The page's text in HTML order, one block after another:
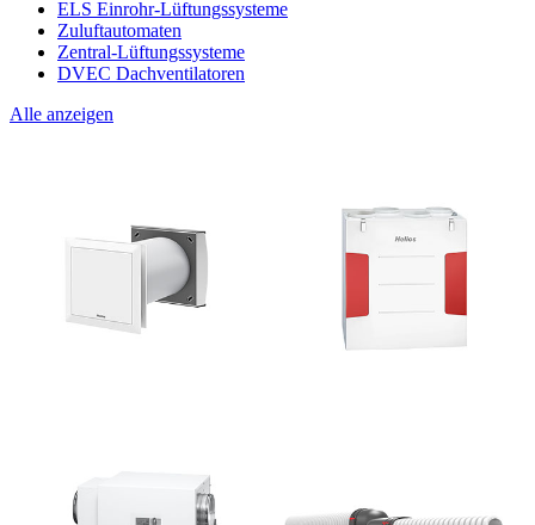
ELS Einrohr-Lüftungssysteme
Zuluftautomaten
Zentral-Lüftungssysteme
DVEC Dachventilatoren
Alle anzeigen